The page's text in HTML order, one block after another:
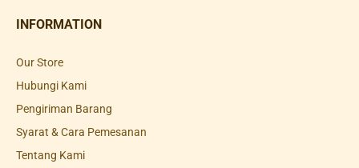
INFORMATION
Our Store
Hubungi Kami
Pengiriman Barang
Syarat & Cara Pemesanan
Tentang Kami